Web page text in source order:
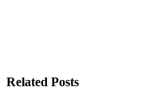
Related Posts